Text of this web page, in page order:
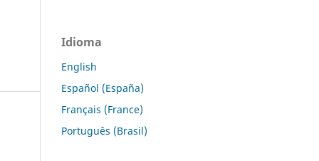
Idioma
English
Español (España)
Français (France)
Português (Brasil)